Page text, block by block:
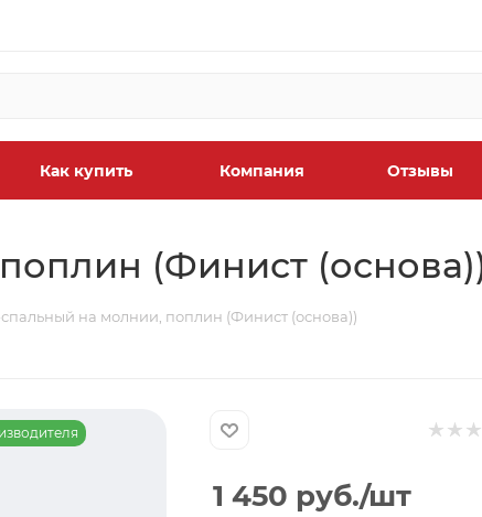
Как купить Компания Отзывы
(Финист
на молнии, поплин (Финист (основа))
1 450 руб./шт